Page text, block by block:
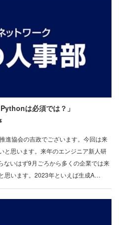
は必須では？」
進協会の吉政でございます。今回は来
と思います。来年のエンジニア新人研
ないはず9月ごろから多くの企業では来
思います。2023年といえば生成A…